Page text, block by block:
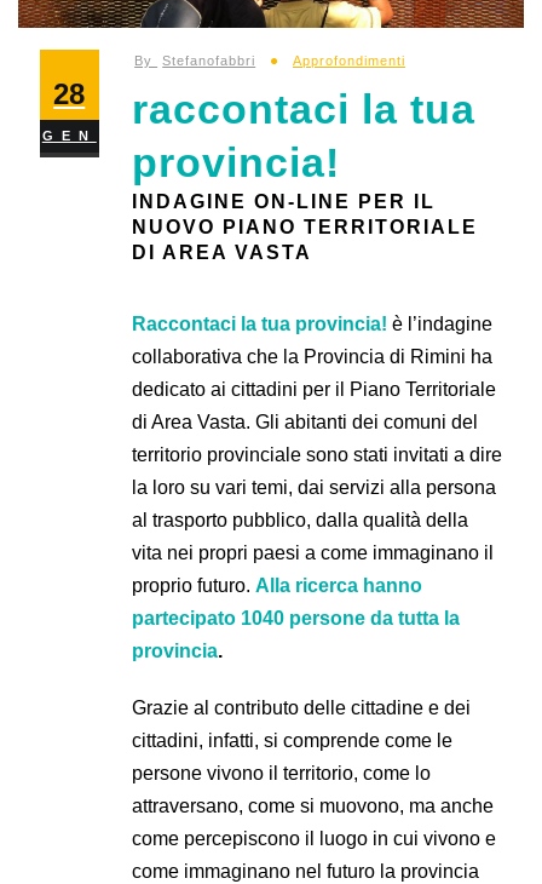
28
GEN
By Stefanofabbri Approfondimenti
raccontaci la tua
provincia!
INDAGINE ON-LINE PER IL
NUOVO PIANO TERRITORIALE
DI AREA VASTA
Raccontaci la tua provincia!è l’indagine
collaborativa che la Provincia di Rimini ha
dedicato ai cittadini per il Piano Territoriale
di Area Vasta. Gli abitanti dei comuni del
territorio provinciale sono stati invitati a dire
la loro su vari temi, dai servizi alla persona
al trasporto pubblico, dalla qualità della
vita nei propri paesi a come immaginano il
proprio futuro.Alla ricerca hanno
partecipato 1040 persone da tutta la
provincia.
Grazie al contributo delle cittadine e dei
cittadini, infatti, si comprende come le
persone vivono il territorio, come lo
attraversano, come si muovono, ma anche
come percepiscono il luogo in cui vivono e
come immaginano nel futuro la provincia